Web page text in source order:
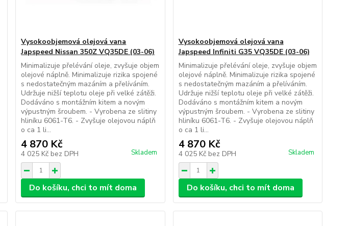
Vysokoobjemová olejová vana
Japspeed Nissan 350Z VQ35DE (03-06)
Minimalizuje přelévání oleje, zvyšuje objem
olejové náplně. Minimalizuje rizika spojené
s nedostatečným mazáním a přelíváním.
Udržuje nižší teplotu oleje při velké zátěži.
Dodáváno s montážním kitem a novým
výpustným šroubem. - Vyrobena ze slitiny
hliníku 6061-T6. - Zvyšuje olejovou náplň
o ca 1 li...
4 870 Kč
4 025 Kč bez DPH Skladem
Do košíku, chci to mít doma
Vysokoobjemová olejová vana
Japspeed Infiniti G35 VQ35DE (03-06)
Minimalizuje přelévání oleje, zvyšuje objem
olejové náplně. Minimalizuje rizika spojené
s nedostatečným mazáním a přelíváním.
Udržuje nižší teplotu oleje při velké zátěži.
Dodáváno s montážním kitem a novým
výpustným šroubem. - Vyrobena ze slitiny
hliníku 6061-T6. - Zvyšuje olejovou náplň
o ca 1 li...
4 870 Kč
4 025 Kč bez DPH Skladem
Do košíku, chci to mít doma